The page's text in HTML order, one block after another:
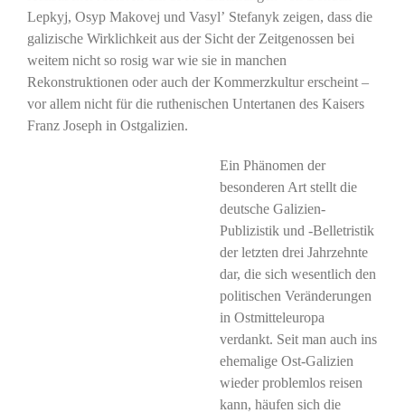
Lepkyj, Osyp Makovej und Vasylʼ Stefanyk zeigen, dass die
galizische Wirklichkeit aus der Sicht der Zeitgenossen bei
weitem nicht so rosig war wie sie in manchen
Rekonstruktionen oder auch der Kommerzkultur erscheint –
vor allem nicht für die ruthenischen Untertanen des Kaisers
Franz Joseph in Ostgalizien.
Ein Phänomen der
besonderen Art stellt die
deutsche Galizien-
Publizistik und -Belletristik
der letzten drei Jahrzehnte
dar, die sich wesentlich den
politischen Veränderungen
in Ostmitteleuropa
verdankt. Seit man auch ins
ehemalige Ost-Galizien
wieder problemlos reisen
kann, häufen sich die